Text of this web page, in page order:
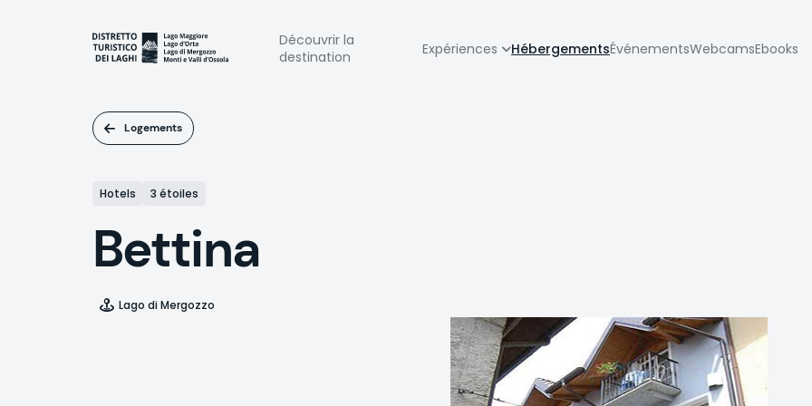
Navigazione
Découvrir la
destination
Expériences HébergementsÉvénementsWebcamsEbooks
Logements
Hotels 3 étoiles
Bettina
Lago di Mergozzo